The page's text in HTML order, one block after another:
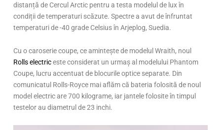
distanță de Cercul Arctic pentru a testa modelul de lux în
condiții de temperaturi scăzute. Spectre a avut de înfruntat
temperaturi de -40 grade Celsius în Arjeplog, Suedia.
Cu o caroserie coupe, ce amintește de modelul Wraith, noul
Rolls electriceste considerat un urmaș al modelului Phantom
Coupe, lucru accentuat de blocurile optice separate. Din
comunicatul Rolls-Royce mai aflăm că bateria folosită de noul
model electric are 700 kilograme, iar jantele folosite în timpul
testelor au diametrul de 23 inchi.